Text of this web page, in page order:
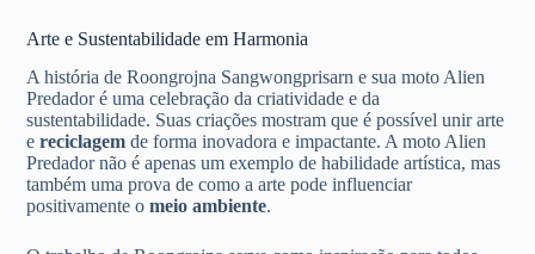
Arte e Sustentabilidade em Harmonia
A história de Roongrojna Sangwongprisarn e sua moto Alien
Predador é uma celebração da criatividade e da
sustentabilidade. Suas criações mostram que é possível unir arte
ereciclagem de forma inovadora e impactante. A moto Alien
Predador não é apenas um exemplo de habilidade artística, mas
também uma prova de como a arte pode influenciar
positivamente omeio ambiente.